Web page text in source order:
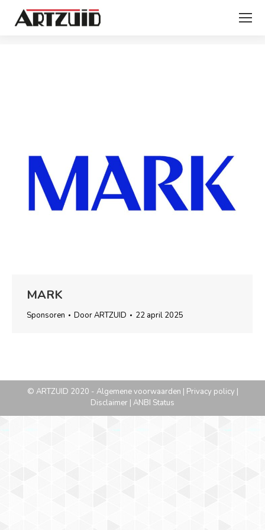
MARK
Sponsoren DoorARTZUID 22 april 2025
© ARTZUID 2020 - Algemene voorwaarden | Privacy policy |
Disclaimer | ANBI Status